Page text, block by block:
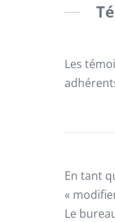
Les
En tant
«
Le